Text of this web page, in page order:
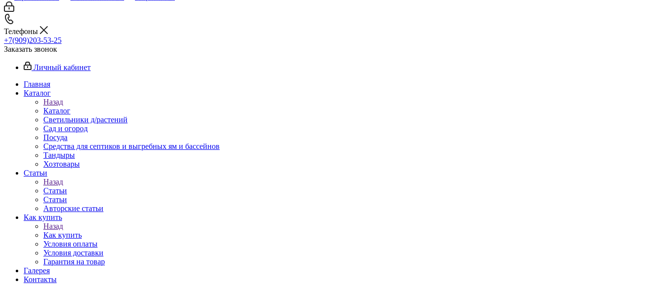
Телефоны
+7(909)203-53-25
Заказать звонок
Личный кабинет
Главная
Каталог
Назад
Каталог
Светильники д/растений
Сад и огород
Посуда
Средства для септиков и выгребных ям и бассейнов
Тандыры
Хозтовары
Статьи
Назад
Статьи
Статьи
Авторские статьи
Как купить
Назад
Как купить
Условия оплаты
Условия доставки
Гарантия на товар
Галерея
Контакты